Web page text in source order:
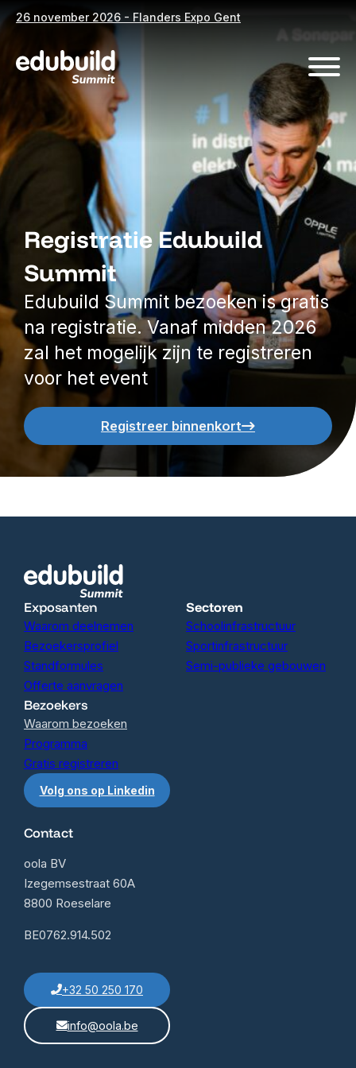
26 november 2026 - Flanders Expo Gent
Registratie Edubuild
Summit
Edubuild Summit bezoeken is gratis
na registratie. Vanaf midden 2026
zal het mogelijk zijn te registreren
voor het event
Registreer binnenkort
Exposanten
Waarom deelnemen
Bezoekersprofiel
Standformules
Offerte aanvragen
Bezoekers
Waarom bezoeken
Programma
Gratis registreren
Volg ons op Linkedin
Sectoren
Schoolinfrastructuur
Sportinfrastructuur
Semi-publieke gebouwen
Contact
oola BV
Izegemsestraat 60A
8800 Roeselare
BE0762.914.502
+32 50 250 170
info@oola.be